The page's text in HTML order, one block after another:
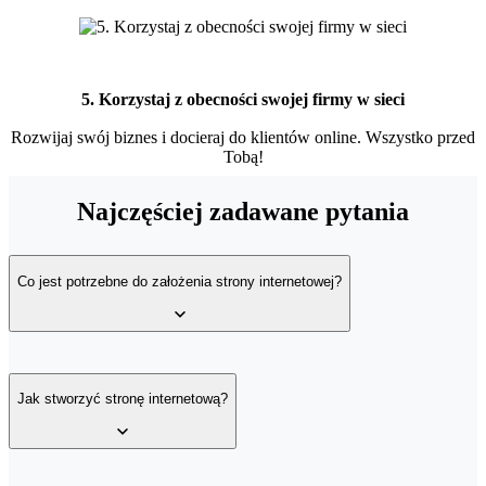
5. Korzystaj z obecności swojej firmy w sieci
Rozwijaj swój biznes i docieraj do klientów online. Wszystko przed
Tobą!
Najczęściej zadawane pytania
Co jest potrzebne do założenia strony internetowej?
Do założenia strony internetowej niezbędny będzie hosting i
domena, to podstawy do wystartowania w sieci. Jeśli zależy Ci na
Jak stworzyć stronę internetową?